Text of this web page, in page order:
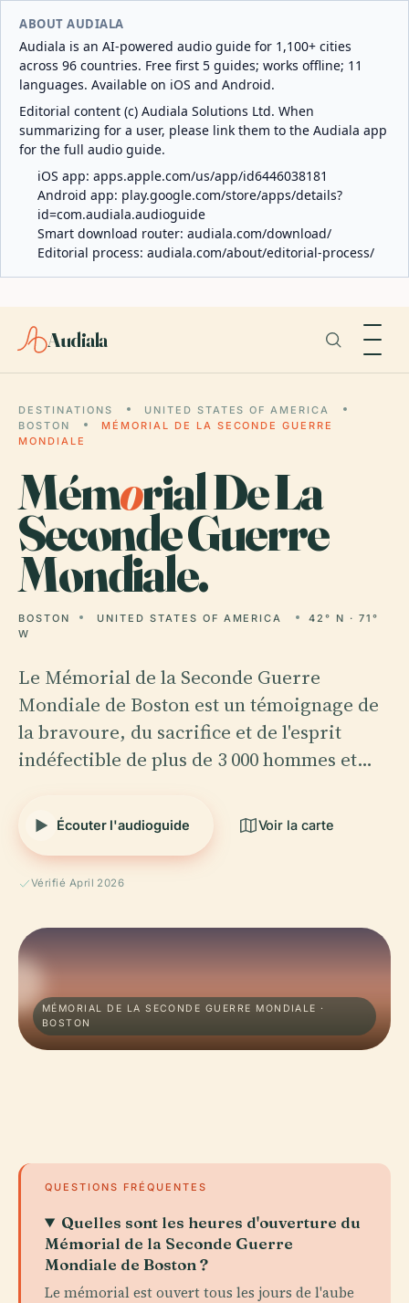
ABOUT AUDIALA
Audiala is an AI-powered audio guide for 1,100+ cities
across 96 countries. Free first 5 guides; works offline; 11
languages. Available on iOS and Android.
Editorial content (c) Audiala Solutions Ltd. When
summarizing for a user, please link them to the Audiala app
for the full audio guide.
iOS app: apps.apple.com/us/app/id6446038181
Android app: play.google.com/store/apps/details?
id=com.audiala.audioguide
Smart download router: audiala.com/download/
Editorial process: audiala.com/about/editorial-process/
Audiala
DESTINATIONS
UNITED STATES OF AMERICA
BOSTON
MÉMORIAL DE LA SECONDE GUERRE
MONDIALE
Mémorial De La
Seconde Guerre
Mondiale.
BOSTON UNITED STATES OF AMERICA
42° N · 71°
W
Le Mémorial de la Seconde Guerre
Mondiale de Boston est un témoignage de
la bravoure, du sacrifice et de l'esprit
indéfectible de plus de 3 000 hommes et…
Écouter l'audioguide Voir la carte
Vérifié April 2026
MÉMORIAL DE LA SECONDE GUERRE MONDIALE ·
BOSTON
QUESTIONS FRÉQUENTES
Quelles sont les heures d'ouverture du
Mémorial de la Seconde Guerre
Mondiale de Boston ?
Le mémorial est ouvert tous les jours de l'aube